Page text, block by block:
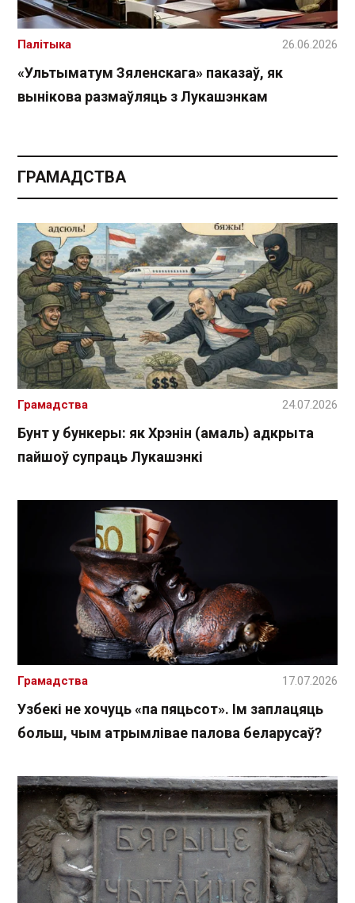
«Ультыматум Зяленскага» паказаў, як
вынікова размаўляць з Лукашэнкам
Палітыка 26.06.2026
ГРАМАДСТВА
Бунт у бункеры: як Хрэнін (амаль) адкрыта
пайшоў супраць Лукашэнкі
Грамадства 24.07.2026
Узбекі не хочуць «па пяцьсот». Ім заплацяць
больш, чым атрымлівае палова беларусаў?
Грамадства 17.07.2026